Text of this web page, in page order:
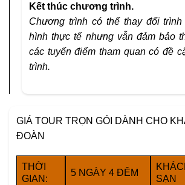
Kết thúc chương trình.
Chương trình có thể thay đổi
hình thực tế nhưng vẫn đảm bảo
các tuyến điểm tham quan có đề
trình.
GIÁ TOUR TRỌN GÓI DÀNH CHO
ĐOÀN
THỜI
GIAN:
5 NGÀY 4 ĐÊM
SẠN